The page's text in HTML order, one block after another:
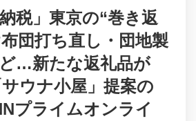
税」東京の“巻き返
団打ち直し・団地製
…新たな返礼品が
ウナ小屋」提案の
プライムオンライ